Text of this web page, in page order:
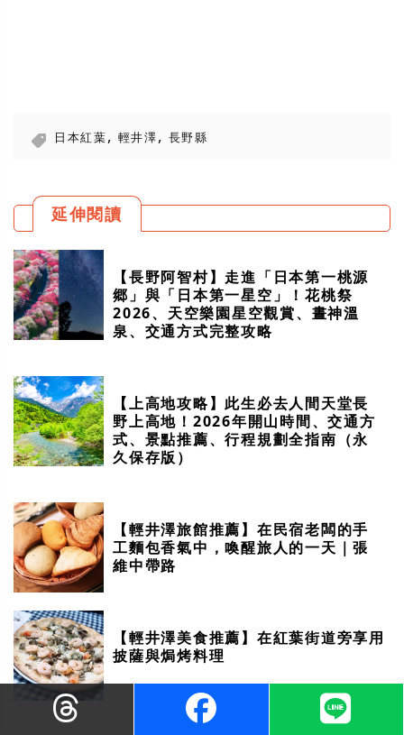
日本紅葉, 輕井澤, 長野縣
延伸閱讀
【長野阿智村】走進「日本第一桃源
郷」與「日本第一星空」！花桃祭
2026、天空樂園星空觀賞、晝神溫
泉、交通方式完整攻略
【上高地攻略】此生必去人間天堂長
野上高地！2026年開山時間、交通方
式、景點推薦、行程規劃全指南（永
久保存版）
【輕井澤旅館推薦】在民宿老闆的手
工麵包香氣中，喚醒旅人的一天｜張
維中帶路
【輕井澤美食推薦】在紅葉街道旁享用
披薩與焗烤料理